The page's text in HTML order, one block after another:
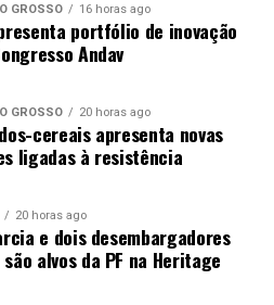
Colíder – 65%
Sorriso – 75%
Sinop – 80%
Um post compartilhado por Otaviano Pivetta (@otavianopivetta)
GROSSO 16 horas ago
portfólio de inovação
Andav
GROSSO 20 horas ago
cereais apresenta novas
ligadas à resistência
20 horas ago
e dois desembargadores
alvos da PF na Heritage